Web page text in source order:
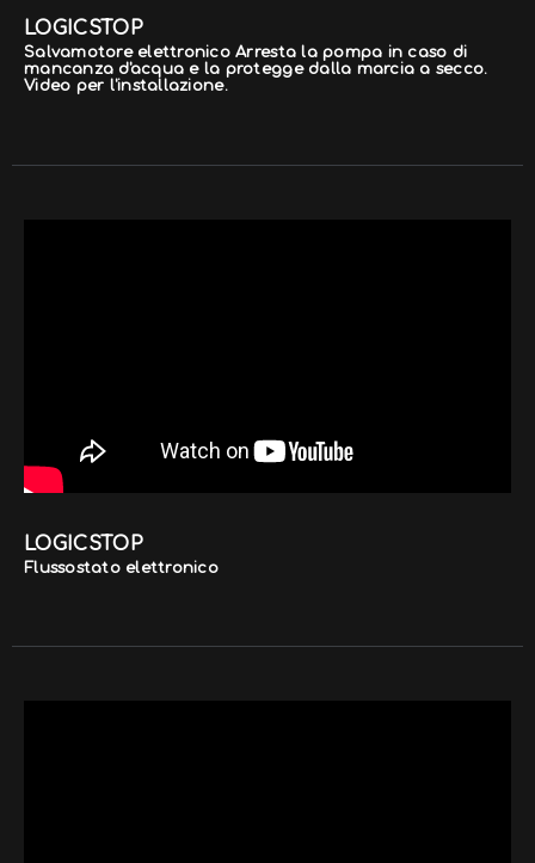
LOGICSTOP
Salvamotore elettronico Arresta la pompa in caso di
mancanza d'acqua e la protegge dalla marcia a secco.
Video per l'installazione.
LOGICSTOP
Flussostato elettronico